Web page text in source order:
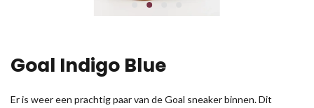
Goal Indigo Blue
Er is weer een prachtig paar van de Goal sneaker binnen. Dit